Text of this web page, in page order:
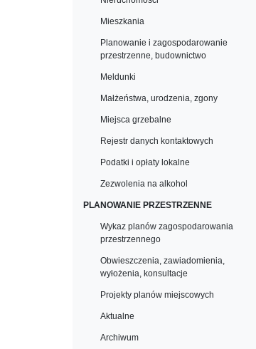
Mieszkania
Planowanie i zagospodarowanie
przestrzenne, budownictwo
Meldunki
Małżeństwa, urodzenia, zgony
Miejsca grzebalne
Rejestr danych kontaktowych
Podatki i opłaty lokalne
Zezwolenia na alkohol
PLANOWANIE PRZESTRZENNE
Wykaz planów zagospodarowania
przestrzennego
Obwieszczenia, zawiadomienia,
wyłożenia, konsultacje
Projekty planów miejscowych
Aktualne
Archiwum